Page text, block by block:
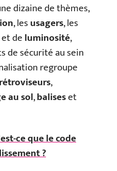
dizaine de thèmes,
, lesusagers, les
et deluminosité,
de sécurité au sein
regroupe
rétroviseurs,
au sol,baliseset
ce que le code
?